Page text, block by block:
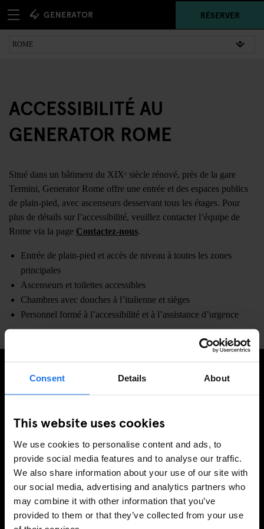
Consent Details About
This website uses cookies
We use cookies to personalise content and ads, to
provide social media features and to analyse our traffic.
We also share information about your use of our site with
our social media, advertising and analytics partners who
may combine it with other information that you’ve
provided to them or that they’ve collected from your use
RÉSERVER
ACCESSIBILITÉ AU
GENERATOR ROME
Situé dans un bâtiment du XIXᵉ siècle rénové, près de la gare
Termini, Generator Rome offre une entrée et des espaces publics
de plain-pied, avec ascenseurs desservant tous les étages. Pour
plus de détails sur l’accessibilité, veuillez contacter l’équipe de
Rome via la page Contactez-nous.
Entrée de plain-pied et accès de niveau à toutes les zones
principales
Ascenseurs et toilettes accessibles
Chambres avec douches à l’italienne et sièges
Personnel formé à l’accessibilité et à l’assistance d’urgence
INSCRIVEZ-VOUS À NOTRE NEWSLETTER POUR
S'INSCRIRE
INFORMATION